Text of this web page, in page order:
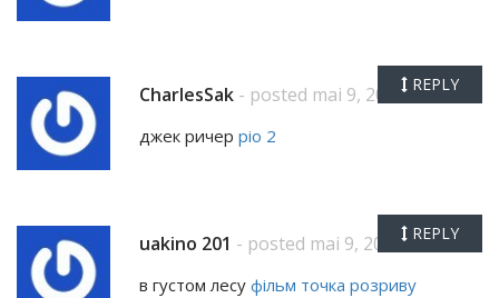
CharlesSak - posted mai 9, 2026
джек ричер ріо 2
REPLY
uakino 201 - posted mai 9, 2026
в густом лесу фільм точка розриву
REPLY